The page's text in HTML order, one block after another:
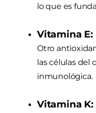
lo que es
Vitamina E:
Otro
las células del
inmunológica.
Vitamina K: